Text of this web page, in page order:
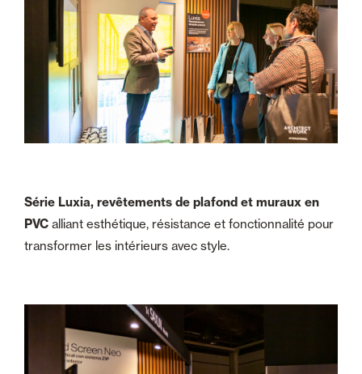
Série Luxia, revêtements de plafond et muraux en
PVC alliant esthétique, résistance et fonctionnalité pour
transformer les intérieurs avec style.